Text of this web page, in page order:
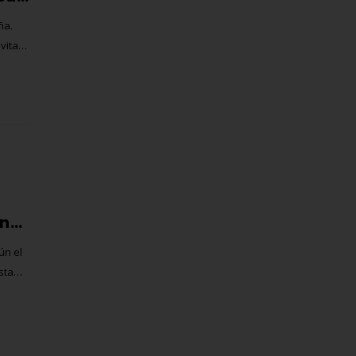
Multas progresivas en España: la nueva propuesta de la DGT para sanciones de tráfico según renta
el